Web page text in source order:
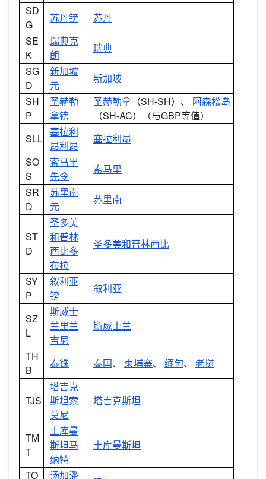
SD
G
苏丹镑
苏丹
SE
K
瑞典克
朗
瑞典
SG
D
新加坡
元
新加坡
SH
P
圣赫勒
拿镑
圣赫勒拿 （SH-SH）、
阿森松岛
（SH-AC）（与GBP等值）
SLL
塞拉利
昂利昂
塞拉利昂
SO
S
索马里
先令
索马里
SR
D
苏里南
元
苏里南
ST
D
圣多美
和普林
西比多
布拉
圣多美和普林西比
SY
P
叙利亚
镑
叙利亚
SZ
L
斯威士
兰里兰
吉尼
斯威士兰
TH
B
泰铢 泰国、 柬埔寨、 缅甸、 老挝
TJS
塔吉克
斯坦索
莫尼
塔吉克斯坦
TM
T
土库曼
斯坦马
纳特
土库曼斯坦
TO
汤加潘